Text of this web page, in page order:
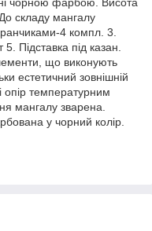
складу мангалу
4 компл. 3.
Підставка під казан.
що виконують
естетичний зовнішній
опір температурним
мангалу зварена.
у чорний колір.